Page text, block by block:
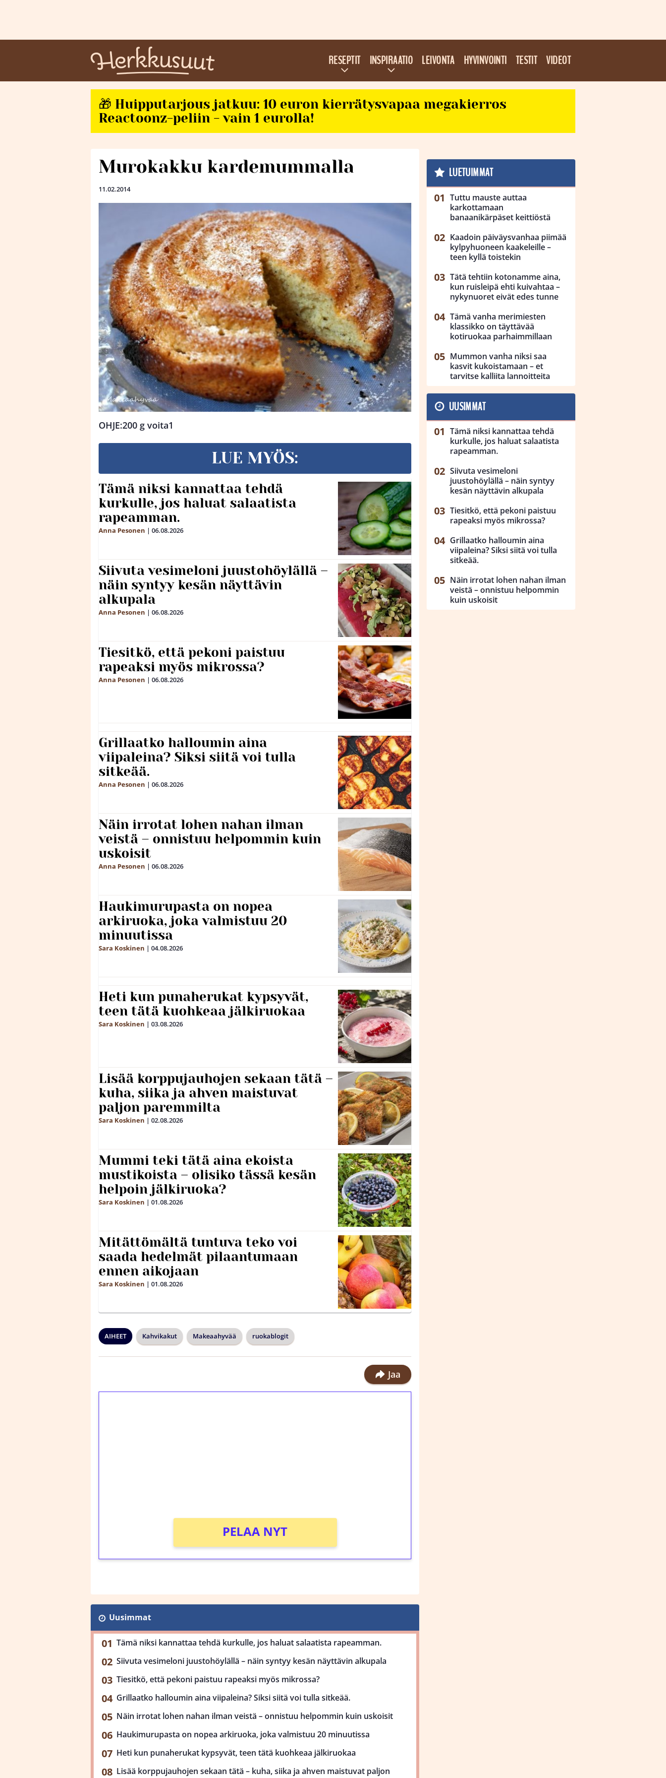
RESEPTIT INSPIRAATIO LEIVONTA HYVINVOINTI TESTIT VIDEOT
🎁 Huipputarjous jatkuu: 10 euron kierrätysvapaa megakierros
Reactoonz-peliin - vain 1 eurolla!
Murokakku kardemummalla
11.02.2014
OHJE:200 g voita1
LUE MYÖS:
Tämä niksi kannattaa tehdä
kurkulle, jos haluat salaatista
rapeamman.
Anna Pesonen | 06.08.2026
Siivuta vesimeloni juustohöylällä –
näin syntyy kesän näyttävin
alkupala
Anna Pesonen | 06.08.2026
Tiesitkö, että pekoni paistuu
rapeaksi myös mikrossa?
Anna Pesonen | 06.08.2026
Grillaatko halloumin aina
viipaleina? Siksi siitä voi tulla
sitkeää.
Anna Pesonen | 06.08.2026
Näin irrotat lohen nahan ilman
veistä – onnistuu helpommin kuin
uskoisit
Anna Pesonen | 06.08.2026
Haukimurupasta on nopea
arkiruoka, joka valmistuu 20
minuutissa
Sara Koskinen | 04.08.2026
Heti kun punaherukat kypsyvät,
teen tätä kuohkeaa jälkiruokaa
Sara Koskinen | 03.08.2026
Lisää korppujauhojen sekaan tätä –
kuha, siika ja ahven maistuvat
paljon paremmilta
Sara Koskinen | 02.08.2026
Mummi teki tätä aina ekoista
mustikoista – olisiko tässä kesän
helpoin jälkiruoka?
Sara Koskinen | 01.08.2026
Mitättömältä tuntuva teko voi
saada hedelmät pilaantumaan
ennen aikojaan
Sara Koskinen | 01.08.2026
AIHEET Kahvikakut Makeaahyvää ruokablogit
Jaa
PELAA NYT
Uusimmat
Tämä niksi kannattaa tehdä kurkulle, jos haluat salaatista rapeamman.
Siivuta vesimeloni juustohöylällä – näin syntyy kesän näyttävin alkupala
Tiesitkö, että pekoni paistuu rapeaksi myös mikrossa?
Grillaatko halloumin aina viipaleina? Siksi siitä voi tulla sitkeää.
Näin irrotat lohen nahan ilman veistä – onnistuu helpommin kuin uskoisit
Haukimurupasta on nopea arkiruoka, joka valmistuu 20 minuutissa
Heti kun punaherukat kypsyvät, teen tätä kuohkeaa jälkiruokaa
Lisää korppujauhojen sekaan tätä – kuha, siika ja ahven maistuvat paljon
LUETUIMMAT
Tuttu mauste auttaa
karkottamaan
banaanikärpäset keittiöstä
Kaadoin päiväysvanhaa piimää
kylpyhuoneen kaakeleille –
teen kyllä toistekin
Tätä tehtiin kotonamme aina,
kun ruisleipä ehti kuivahtaa –
nykynuoret eivät edes tunne
Tämä vanha merimiesten
klassikko on täyttävää
kotiruokaa parhaimmillaan
Mummon vanha niksi saa
kasvit kukoistamaan – et
tarvitse kalliita lannoitteita
UUSIMMAT
Tämä niksi kannattaa tehdä
kurkulle, jos haluat salaatista
rapeamman.
Siivuta vesimeloni
juustohöylällä – näin syntyy
kesän näyttävin alkupala
Tiesitkö, että pekoni paistuu
rapeaksi myös mikrossa?
Grillaatko halloumin aina
viipaleina? Siksi siitä voi tulla
sitkeää.
Näin irrotat lohen nahan ilman
veistä – onnistuu helpommin
kuin uskoisit